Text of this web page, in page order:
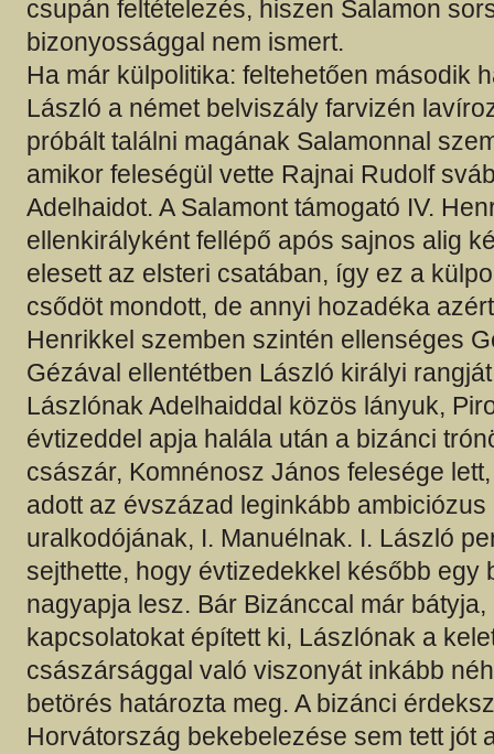
csupán feltételezés, hiszen Salamon
bizonyossággal nem ismert.
Ha már külpolitika: feltehetően második
László a német belviszály farvizén
próbált találni magának Salamonnal
amikor feleségül vette Rajnai Rudolf
Adelhaidot. A Salamont támogató IV.
ellenkirályként fellépő após sajnos alig
elesett az elsteri csatában, így ez a
csődöt mondott, de annyi hozadéka
Henrikkel szemben szintén ellenséges
Gézával ellentétben László királyi
Lászlónak Adelhaiddal közös lányuk,
évtizeddel apja halála után a bizánci
császár, Komnénosz János felesége
adott az évszázad leginkább ambiciózus
uralkodójának, I. Manuélnak. I. László
sejthette, hogy évtizedekkel később egy
nagyapja lesz. Bár Bizánccal már
kapcsolatokat épített ki, Lászlónak a
császársággal való viszonyát inkább
betörés határozta meg. A bizánci
Horvátország bekebelezése sem tett jót